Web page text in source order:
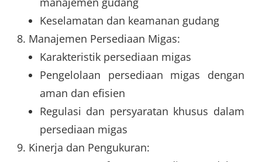
Keselamatan dan keamanan gudang
Manajemen Persediaan Migas:
Karakteristik persediaan migas
Pengelolaan persediaan migas dengan
aman dan efisien
Regulasi dan persyaratan khusus dalam
persediaan migas
Kinerja dan Pengukuran: